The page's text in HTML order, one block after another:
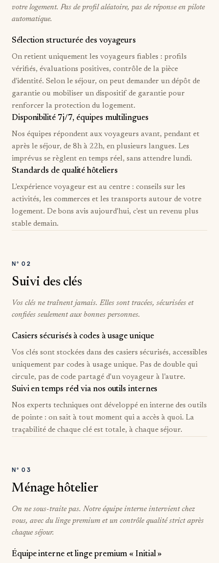
votre logement. Pas de profil aléatoire, pas de réponse en pilote
automatique.
Sélection structurée des voyageurs
On retient uniquement les voyageurs fiables : profils
vérifiés, évaluations positives, contrôle de la pièce
d'identité. Selon le séjour, on peut demander un dépôt de
garantie ou mobiliser un dispositif de garantie pour
renforcer la protection du logement.
Disponibilité 7j/7, équipes multilingues
Nos équipes répondent aux voyageurs avant, pendant et
après le séjour, de 8h à 22h, en plusieurs langues. Les
imprévus se règlent en temps réel, sans attendre lundi.
Standards de qualité hôteliers
L'expérience voyageur est au centre : conseils sur les
activités, les commerces et les transports autour de votre
logement. De bons avis aujourd'hui, c'est un revenu plus
stable demain.
N°02
Suivi des clés
Vos clés ne traînent jamais. Elles sont tracées, sécurisées et
confiées seulement aux bonnes personnes.
Casiers sécurisés à codes à usage unique
Vos clés sont stockées dans des casiers sécurisés, accessibles
uniquement par codes à usage unique. Pas de double qui
circule, pas de code partagé d'un voyageur à l'autre.
Suivi en temps réel via nos outils internes
Nos experts techniques ont développé en interne des outils
de pointe : on sait à tout moment qui a accès à quoi. La
traçabilité de chaque clé est totale, à chaque séjour.
N°03
Ménage hôtelier
On ne sous-traite pas. Notre équipe interne intervient chez
vous, avec du linge premium et un contrôle qualité strict après
chaque séjour.
Équipe interne et linge premium « Initial »